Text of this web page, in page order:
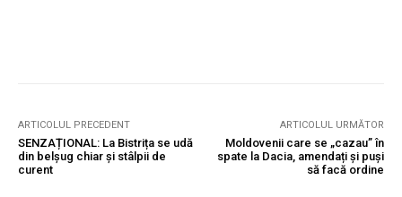
ARTICOLUL PRECEDENT
SENZAȚIONAL: La Bistrița se udă
din belșug chiar și stâlpii de
curent
ARTICOLUL URMĂTOR
Moldovenii care se „cazau” în
spate la Dacia, amendați și puși
să facă ordine